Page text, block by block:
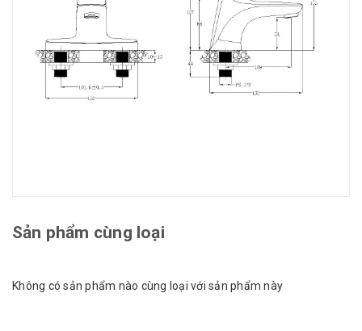
Sản phẩm cùng loại
Không có sản phẩm nào cùng loại với sản phẩm này